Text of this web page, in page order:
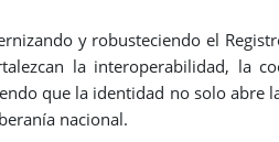
y robusteciendo el
la interoperabilidad, la
que la identidad no solo abre
nacional.